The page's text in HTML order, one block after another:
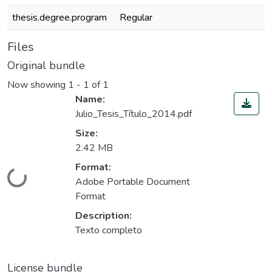
thesis.degree.program
Regular
Files
Original bundle
Now showing 1 - 1 of 1
Loading...
Name:
Julio_Tesis_Título_2014.pdf
Size:
2.42 MB
Format:
Adobe Portable Document
Format
Description:
Texto completo
License bundle